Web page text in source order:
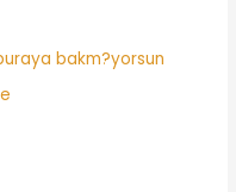
bakm?yorsun